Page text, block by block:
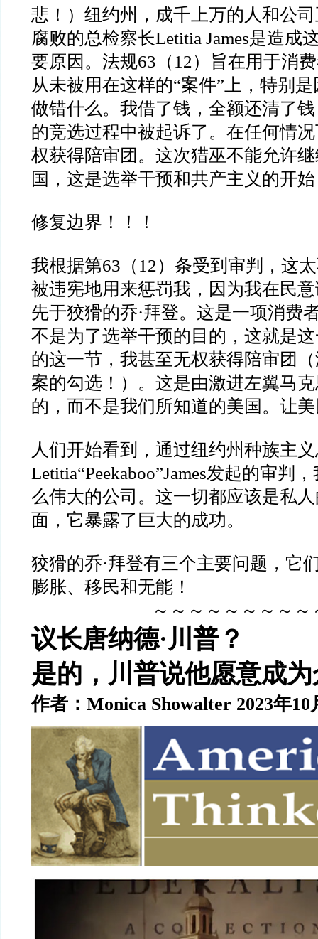
悲！）纽约州，成千上万的人和公
腐败的总检察长Letitia James是造成
要原因。法规63 （ 12）旨在用于消
从未被用在这样的“案件” 上，特别
做错什么。我借了钱，全额还清了
的竞选过程中被起诉了。在任何情
权获得陪审团。这次猎巫不能允许
国，这是选举干预和共产主义的开
修复边界！！！
我根据第63 （ 12）条受到审判，这
被违宪地用来惩罚我，因为我在民
先于狡猾的乔·拜登。这是一项消费
不是为了选举干预的目的，这就是
的这一节，我甚至无权获得陪审团
案的勾选！）。这是由激进左翼马
的，而不是我们所知道的美国。让
人们开始看到，通过纽约州种族主
Letitia“Peekaboo”James发起的审判
么伟大的公司。这一切都应该是私
面，它暴露了巨大的成功。
狡猾的乔·拜登有三个主要问题，它
膨胀、移民和无能！
～～～～～～～～～
议长唐纳德·川普 ？
是的，川普说他愿意成
作者： Monica Showalter 2023年10